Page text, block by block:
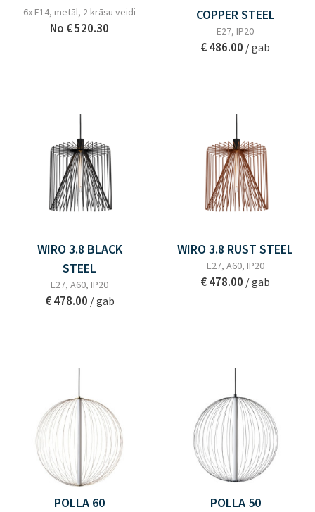
6x E14, metāl, 2 krāsu veidi
No € 520.30
COPPER STEEL
E27, IP20
€ 486.00 / gab
WIRO 3.8 BLACK
STEEL
E27, A60, IP20
€ 478.00 / gab
WIRO 3.8 RUST STEEL
E27, A60, IP20
€ 478.00 / gab
POLLA 60 POLLA 50